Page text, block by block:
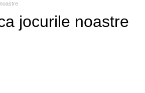
jocurile noastre